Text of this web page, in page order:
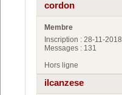
cordon
Membre
Inscription : 28-11-2018
Messages : 131
Hors ligne
ilcanzese